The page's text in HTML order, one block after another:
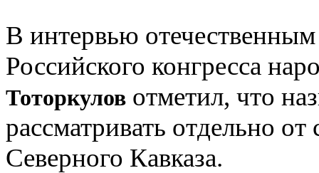
В интервью
Российского конгресса
Тоторкулов отметил, что
рассматривать отдельно
Северного Кавказа.